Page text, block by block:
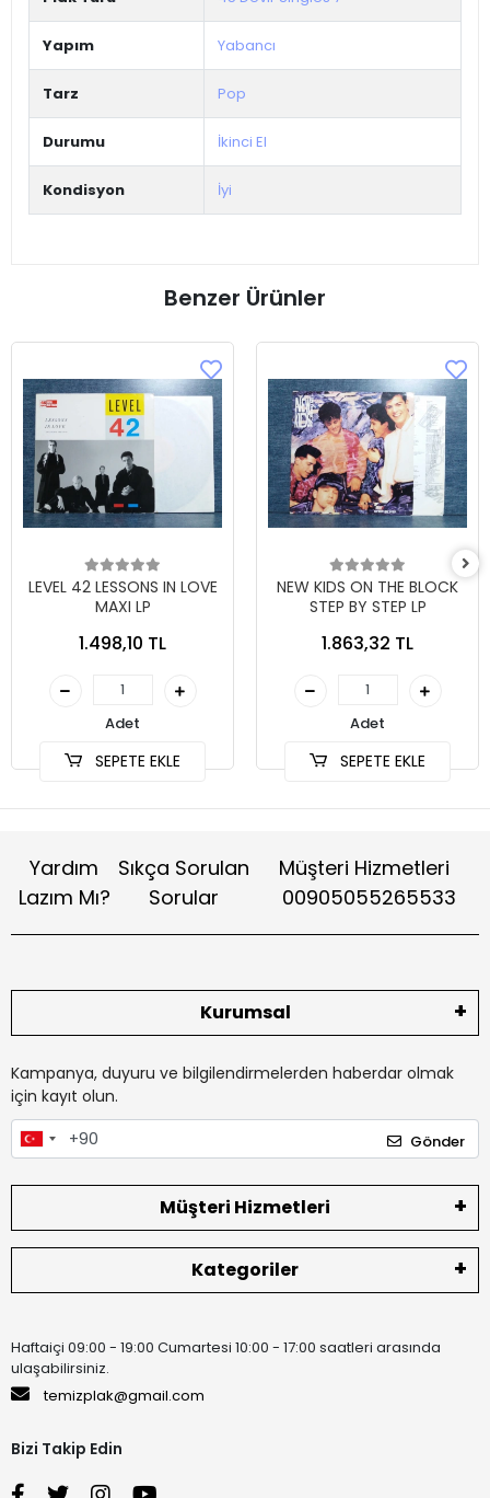
Yapım Yabancı
Tarz Pop
Durumu İkinci El
Kondisyon İyi
Benzer Ürünler
LEVEL 42 LESSONS IN LOVE
MAXI LP
1.498,10 TL
Adet
SEPETE EKLE
NEW KIDS ON THE BLOCK
STEP BY STEP LP
1.863,32 TL
Adet
SEPETE EKLE
Yardım
Lazım Mı?
Sıkça Sorulan
Sorular
Müşteri Hizmetleri
00905055265533
Kurumsal
Kampanya, duyuru ve bilgilendirmelerden haberdar olmak
için kayıt olun.
Gönder
Müşteri Hizmetleri
Kategoriler
Haftaiçi 09:00 - 19:00 Cumartesi 10:00 - 17:00 saatleri arasında
ulaşabilirsiniz.
temizplak@gmail.com
Bizi Takip Edin